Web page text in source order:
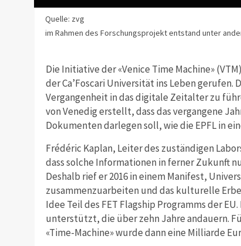
Quelle: zvg
im Rahmen des Forschungsprojekt entstand unter
Die Initiative der «Venice Time Machine»
der Ca’Foscari Universität ins Leben gerufen.
Vergangenheit in das digitale Zeitalter zu
von Venedig erstellt, dass das vergangene
Dokumenten darlegen soll, wie die EPFL in
Frédéric Kaplan, Leiter des zuständigen
dass solche Informationen in ferner Zukunft
Deshalb rief er 2016 in einem Manifest,
zusammenzuarbeiten und das kulturelle
Idee Teil des FET Flagship Programms der
unterstützt, die über zehn Jahre andauern.
«Time-Machine» wurde dann eine Milliarde